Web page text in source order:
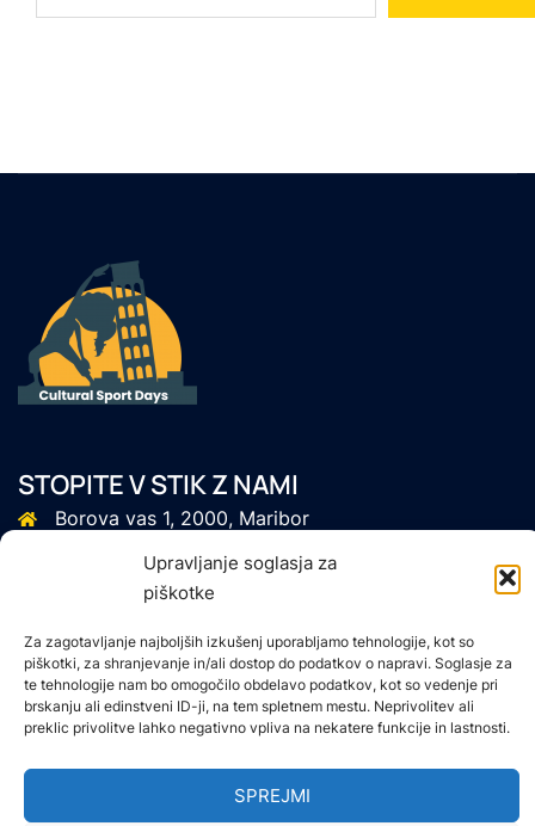
Upravljanje soglasja za
piškotke
Za zagotavljanje najboljših izkušenj uporabljamo tehnologije, kot so
piškotki, za shranjevanje in/ali dostop do podatkov o napravi. Soglasje za
te tehnologije nam bo omogočilo obdelavo podatkov, kot so vedenje pri
brskanju ali edinstveni ID-ji, na tem spletnem mestu. Neprivolitev ali
preklic privolitve lahko negativno vpliva na nekatere funkcije in lastnosti.
SPREJMI
STOPITE V STIK Z NAMI
Borova vas 1, 2000, Maribor
+386 40464 779
info@trend-prima.com